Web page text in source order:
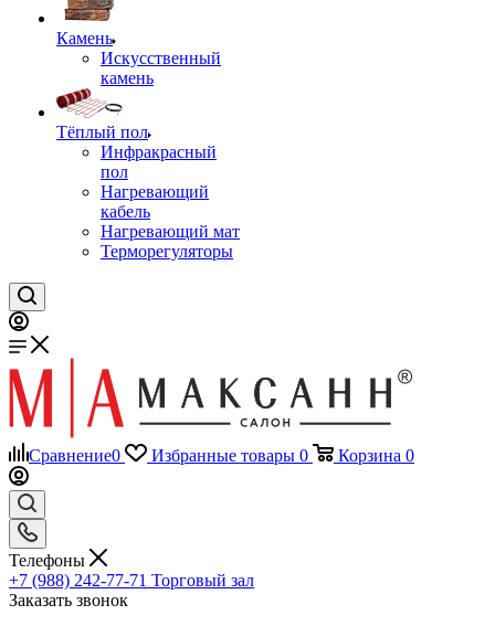
Камень
Искусственный
камень
Тёплый пол
Инфракрасный
пол
Нагревающий
кабель
Нагревающий мат
Терморегуляторы
Сравнение0 Избранные товары 0 Корзина 0
Телефоны
+7 (988) 242-77-71 Торговый зал
Заказать звонок